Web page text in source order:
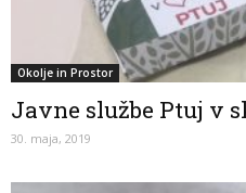
Okolje in Prostor
Javne službe Ptuj v
30. maja, 2019